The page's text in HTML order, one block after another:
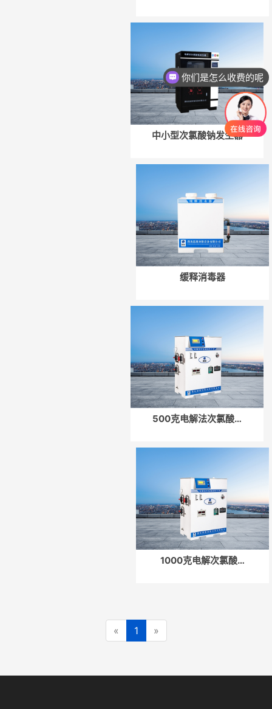
中小型次氯酸钠发生器
缓释消毒器
500克电解法次氯酸…
1000克电解次氯酸…
« 1 »
点击复制微信号
你们是怎么收费的呢